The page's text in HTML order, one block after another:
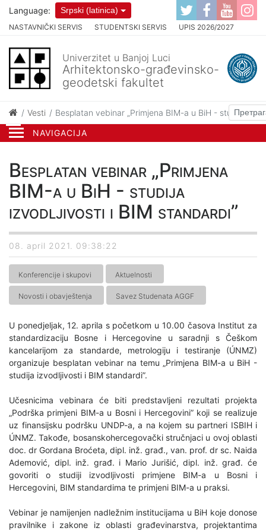
NAVIGACIJA
NASTAVNIČKI SERVIS STUDENTSKI SERVIS UPIS 2026/2027
Language: Srpski (latinica)
Univerzitet u Banjoj Luci
Arhitektonsko-građevinsko-
geodetski fakultet
Vesti Besplatan vebinar „Primjena BIM-a u BiH - studija
Besplatan vebinar „Primjena
BIM-a u BiH - studija
izvodljivosti i BIM standardi”
08. april 2021. 09:38:22
Konferencije i skupovi Aktuelnosti
Novosti i obavještenja Savez Studenata AGGF
U ponedjeljak, 12. aprila s početkom u 10.00 časova Institut za
standardizaciju Bosne i Hercegovine u saradnji s Češkom
kancelarijom za standarde, metrologiju i testiranje (ÚNMZ)
organizuje besplatan vebinar na temu „Primjena BIM-a u BiH -
studija izvodljivosti i BIM standardi”.
Učesnicima vebinara će biti predstavljeni rezultati projekta
„Podrška primjeni BIM-a u Bosni i Hercegovini” koji se realizuje
uz finansijsku podršku UNDP-a, a na kojem su partneri ISBIH i
ÚNMZ. Takođe, bosanskohercegovački stručnjaci u ovoj oblasti
doc. dr Gordana Broćeta, dipl. inž. građ., van. prof. dr sc. Naida
Ademović, dipl. inž. građ. i Mario Jurišić, dipl. inž. građ. će
govoriti o studiji izvodljivosti primjene BIM-a u Bosni i
Hercegovini, BIM standardima te primjeni BIM-a u praksi.
Vebinar je namijenjen nadležnim institucijama u BiH koje donose
pravilnike i zakone iz oblasti građevinarstva, projektantima